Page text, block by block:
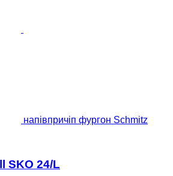
напівпричіп фургон Schmitz
SKO 24/L